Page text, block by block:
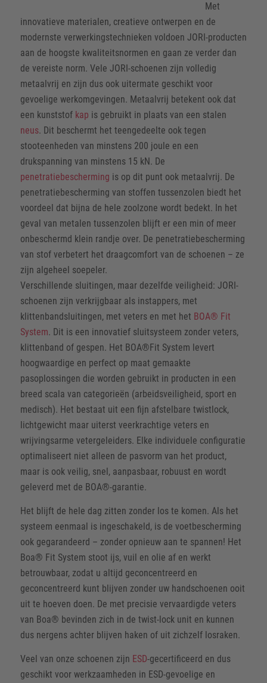
Met
innovatieve materialen, creatieve ontwerpen en de
modernste verwerkingstechnieken voldoen JORI-producten
aan de hoogste kwaliteitsnormen en gaan ze verder dan
de vereiste norm. Vele JORI-schoenen zijn volledig
metaalvrij en zijn dus ook uitermate geschikt voor
gevoelige werkomgevingen. Metaalvrij betekent ook dat
een kunststof kap is gebruikt in plaats van een stalen
neus. Dit beschermt het teengedeelte ook tegen
stooteenheden van minstens 200 joule en een
drukspanning van minstens 15 kN. De
penetratiebescherming is op dit punt ook metaalvrij. De
penetratiebescherming van stoffen tussenzolen biedt het
voordeel dat bijna de hele zoolzone wordt bedekt. In het
geval van metalen tussenzolen blijft er een min of meer
onbeschermd klein randje over. De penetratiebescherming
van stof verbetert het draagcomfort van de schoenen – ze
zijn algeheel soepeler.
Verschillende sluitingen, maar dezelfde veiligheid: JORI-
schoenen zijn verkrijgbaar als instappers, met
klittenbandsluitingen, met veters en met het BOA® Fit
System. Dit is een innovatief sluitsysteem zonder veters,
klittenband of gespen. Het BOA®Fit System levert
hoogwaardige en perfect op maat gemaakte
pasoplossingen die worden gebruikt in producten in een
breed scala van categorieën (arbeidsveiligheid, sport en
medisch). Het bestaat uit een fijn afstelbare twistlock,
lichtgewicht maar uiterst veerkrachtige veters en
wrijvingsarme vetergeleiders. Elke individuele configuratie
optimaliseert niet alleen de pasvorm van het product,
maar is ook veilig, snel, aanpasbaar, robuust en wordt
geleverd met de BOA®-garantie.
Het blijft de hele dag zitten zonder los te komen. Als het
systeem eenmaal is ingeschakeld, is de voetbescherming
ook gegarandeerd – zonder opnieuw aan te spannen! Het
Boa® Fit System stoot ijs, vuil en olie af en werkt
betrouwbaar, zodat u altijd geconcentreerd en
geconcentreerd kunt blijven zonder uw handschoenen ooit
uit te hoeven doen. De met precisie vervaardigde veters
van Boa® bevinden zich in de twist-lock unit en kunnen
dus nergens achter blijven haken of uit zichzelf losraken.
Veel van onze schoenen zijn ESD-gecertificeerd en dus
geschikt voor werkzaamheden in ESD-gevoelige en